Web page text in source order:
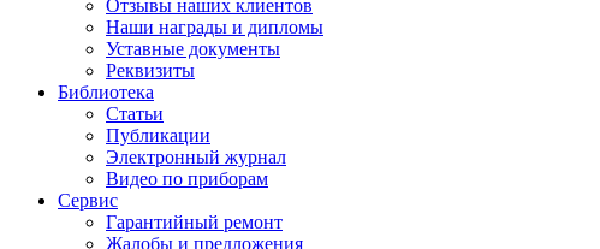
Отзывы наших клиентов
Наши награды и дипломы
Уставные документы
Реквизиты
Библиотека
Статьи
Публикации
Электронный журнал
Видео по приборам
Сервис
Гарантийный ремонт
Жалобы и предложения